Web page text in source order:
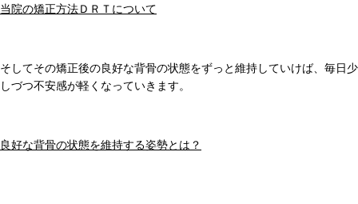
当院の矯正方法ＤＲＴについて
そしてその矯正後の良好な背骨の状態をずっと維持していけば、毎日少
しづつ不安感が軽くなっていきます。
良好な背骨の状態を維持する姿勢とは？